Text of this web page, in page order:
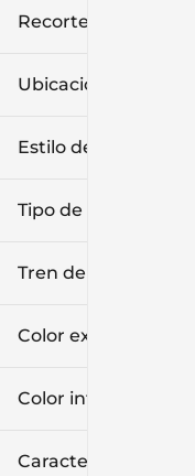
Recorte
Ubicación
Estilo de carrocería
Tipo de combustible
Tren de tracción
Color exterior
Color interior
Características